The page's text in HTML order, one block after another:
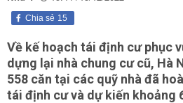
15
Chia sẻ
Về kế hoạch tái định cư phục
dựng lại nhà chung cư cũ, Hà
558 căn tại các quỹ nhà đã
tái định cư và dự kiến khoảng